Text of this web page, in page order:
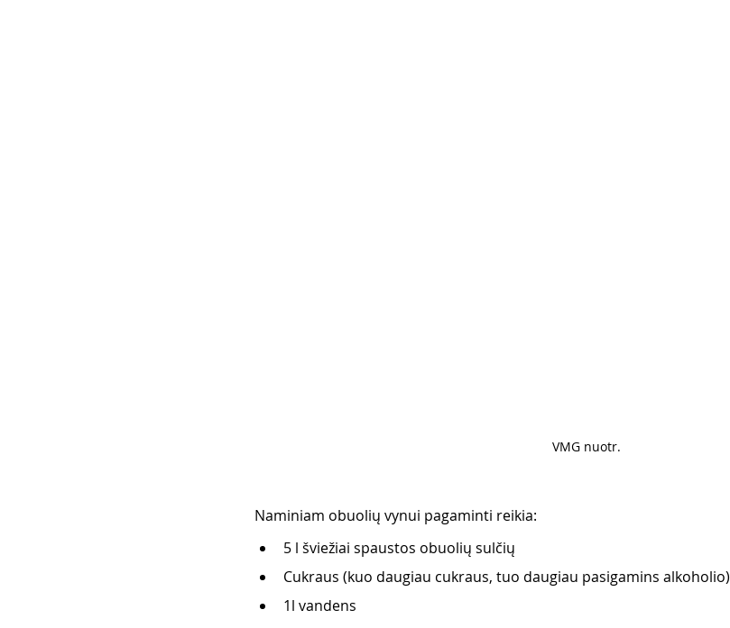
VMG nuotr.
Naminiam obuolių vynui pagaminti reikia:
5 l šviežiai spaustos obuolių sulčių
Cukraus (kuo daugiau cukraus, tuo daugiau pasigamins alkoholio)
1l vandens